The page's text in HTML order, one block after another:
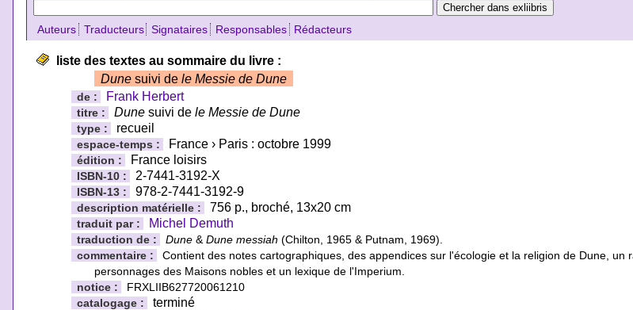
Auteurs Traducteurs Signataires Responsables Rédacteurs
liste des textes au sommaire du livre :
Dunesuivi de le Messie de Dune
de : Frank Herbert
titre : Dune suivi dele Messie de Dune
type : recueil
espace-temps : France › Paris : octobre 1999
édition : France loisirs
ISBN-10 : 2-7441-3192-X
ISBN-13 : 978-2-7441-3192-9
description matérielle : 756 p., broché, 13x20 cm
traduit par : Michel Demuth
traduction de : Dune &Dune messiah (Chilton, 1965 & Putnam, 1969).
commentaire :
Contient des notes cartographiques, des appendices sur l'écologie et la religion de Dune,
personnages des Maisons nobles et un lexique de l'Imperium.
notice :
FRXLIIB627720061210
catalogage :
terminé